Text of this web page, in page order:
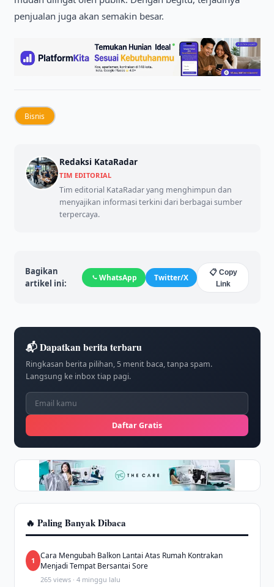
penjualan juga akan semakin besar.
Bisnis
Redaksi KataRadar
TIM EDITORIAL
Tim editorial KataRadar yang menghimpun dan
menyajikan informasi terkini dari berbagai sumber
terpercaya.
Bagikan
artikel ini:
WhatsApp Twitter/X
📋 Copy
Link
📬 Dapatkan berita terbaru
Ringkasan berita pilihan, 5 menit baca, tanpa spam.
Langsung ke inbox tiap pagi.
Daftar Gratis
🔥 Paling Banyak Dibaca
1
Cara Mengubah Balkon Lantai Atas Rumah Kontrakan
Menjadi Tempat Bersantai Sore
265 views · 4 minggu lalu